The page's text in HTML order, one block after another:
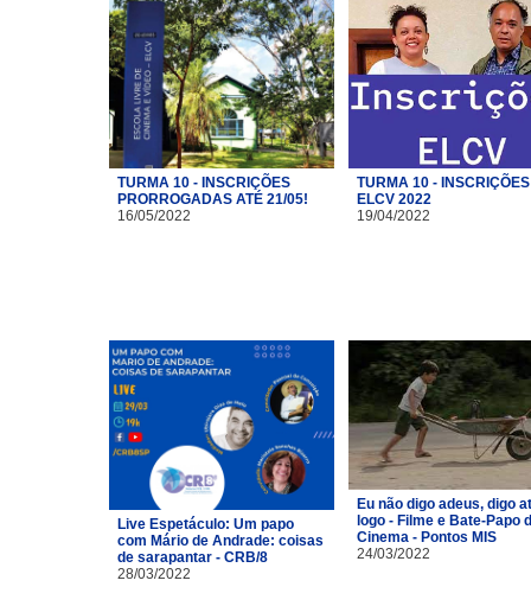
TURMA 10 - INSCRIÇÕES
PRORROGADAS ATÉ 21/05!
16/05/2022
TURMA 10 - INSCRIÇÕES
ELCV 2022
19/04/2022
Live Espetáculo: Um papo
com Mário de Andrade: coisas
de sarapantar - CRB/8
28/03/2022
Eu não digo adeus, digo
logo - Filme e Bate-Papo
Cinema - Pontos MIS
24/03/2022